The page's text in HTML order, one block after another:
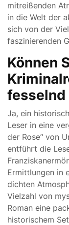
mitreißenden
in die Welt der
sich von der
faszinierenden
Können
fesselnd
Ja, ein
Leser in eine
der Rose“ von
entführt die
Ermittlungen in
dichten
Vielzahl von
Roman eine
historischem